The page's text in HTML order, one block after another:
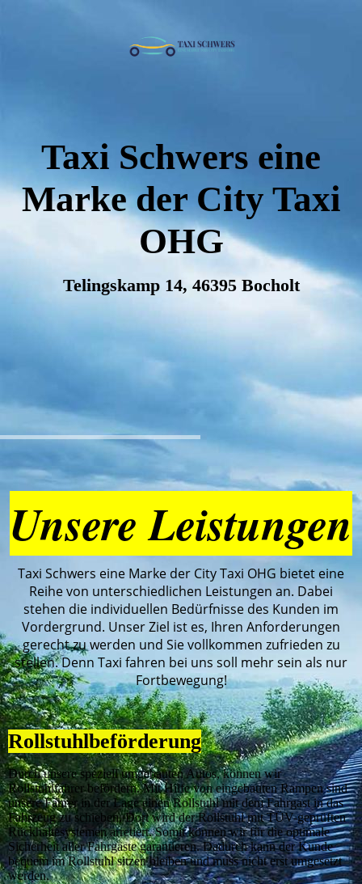
Taxi Schwers eine
Marke der City Taxi
OHG
Telingskamp 14, 46395 Bocholt
Unsere Leistungen
Taxi Schwers eine Marke der City Taxi OHG bietet eine
Reihe von unterschiedlichen Leistungen an. Dabei
stehen die individuellen Bedürfnisse des Kunden im
Vordergrund. Unser Ziel ist es, Ihren Anforderungen
gerecht zu werden und Sie vollkommen zufrieden zu
stellen. Denn Taxi fahren bei uns soll mehr sein als nur
Fortbewegung!
Rollstuhlbeförderung
Durch unsere speziell umgebauten Autos, können wir
Rollstuhlfahrer befördern. Mit Hilfe von eingebauten Rampen sind
unsere Fahrer in der Lage einen Rollstuhl mit dem Fahrgast in das
Fahrzeug zu schieben. Dort wird der Rollstuhl mit TÜV-geprüften
Rückhaltesystemen arretiert. Somit können wir für die optimale
Sicherheit aller Fahrgäste garantieren. Dadurch kann der Kunde
bequem im Rollstuhl sitzen bleiben und muss nicht erst umgesetzt
werden.